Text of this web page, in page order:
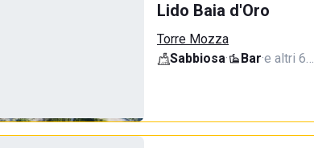
Lido Baia d'Oro
Torre Mozza
Sabbiosa· Bar·e altri 6…